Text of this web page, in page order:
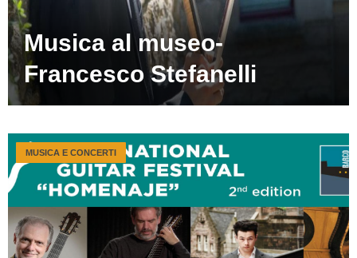
Musica al museo-
Francesco Stefanelli
MUSICA E CONCERTI